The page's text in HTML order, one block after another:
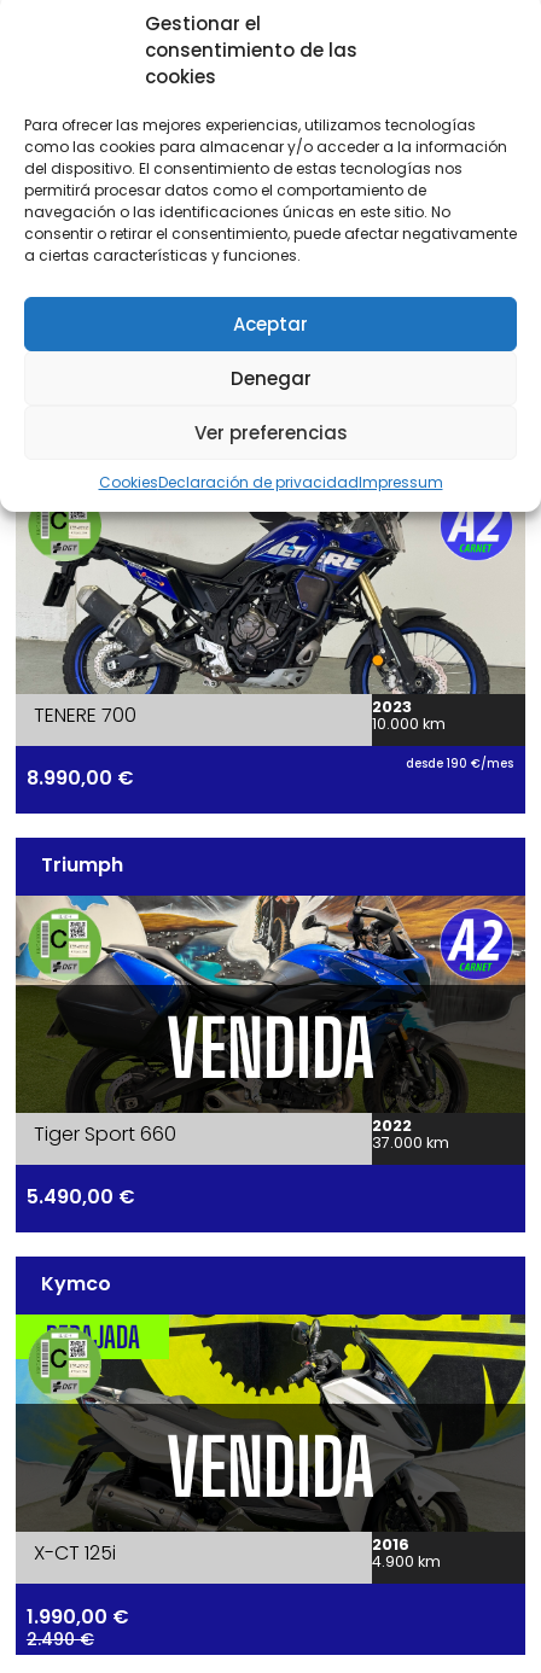
Gestionar el
consentimiento de las
cookies
Para ofrecer las mejores experiencias, utilizamos tecnologías
como las cookies para almacenar y/o acceder a la información
del dispositivo. El consentimiento de estas tecnologías nos
permitirá procesar datos como el comportamiento de
navegación o las identificaciones únicas en este sitio. No
consentir o retirar el consentimiento, puede afectar negativamente
a ciertas características y funciones.
Aceptar
Denegar
Ver preferencias
CookiesDeclaración de privacidadImpressum
VENDIDA
SUPER DINK 125 ABS
18.000 km
1.890,00€
TENERE 700
2023
10.000 km
8.990,00 €
desde 190 €/mes
Triumph
VENDIDA
Tiger Sport 660
2022
37.000 km
5.490,00 €
Kymco
VENDIDA
REBAJADA
X-CT 125i
2016
4.900 km
1.990,00 €
2.490 €